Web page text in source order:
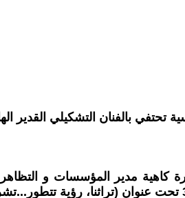
تحتفي بالفنان التشكيلي القدير
مدير المؤسسات و